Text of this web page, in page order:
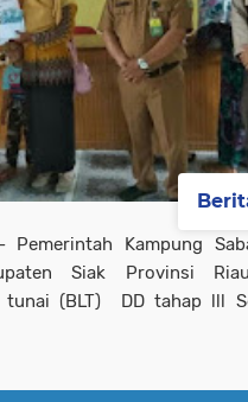
Pemerintah Kampung
Siak Provinsi
tunai (BLT) DD tahap lll